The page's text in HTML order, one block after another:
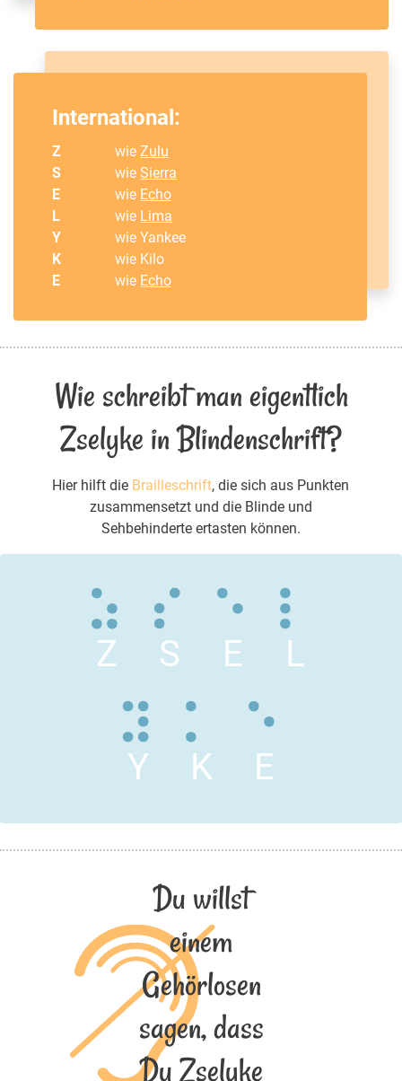
International:
Z wieZulu
S
wieSierra
E
wie Echo
L
wie Lima
Y
wie Yankee
K
wie Kilo
E
wie Echo
Wie schreibt man eigentlich
Zselyke in Blindenschrift?
Hier hilft die Brailleschrift, die sich aus Punkten
zusammensetzt und die Blinde und
Sehbehinderte ertasten können.
Z S E L
Y K E
Du willst
einem
Gehörlosen
sagen, dass
Du Zselyke